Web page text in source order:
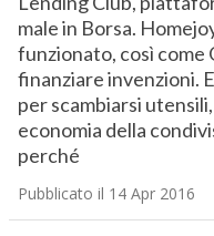
male in Borsa.
funzionato, così
finanziare invenzioni.
per scambiarsi
economia della
perché
Pubblicato il 14 Apr 2016